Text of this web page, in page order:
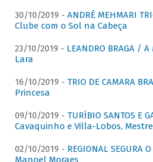
30/10/2019 - ANDRÉ MEHMARI
Clube com o Sol na Cabeça
23/10/2019 - LEANDRO BRAGA /
Lara
16/10/2019 - TRIO DE CAMARA
Princesa
09/10/2019 - TURÍBIO SANTOS E
Cavaquinho e Villa-Lobos,
02/10/2019 - REGIONAL SEGURA